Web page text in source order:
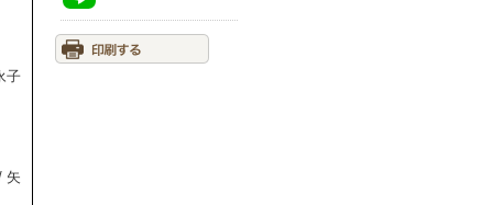
子
矢